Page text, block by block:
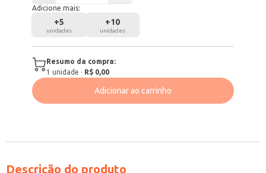
Adicione mais:
+5
unidades
+10
unidades
Resumo da compra:
1 unidade · R$ 0,00
Adicionar ao carrinho
Descrição do produto